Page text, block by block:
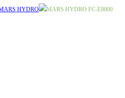
HYDRO MARS HYDRO FC-E8000